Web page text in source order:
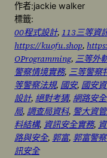
作者:jackie walker
標籤:
00程式設計, 113三等資
https://kuofu.shop,
OProgramming, 三等外
警察情境實務, 三等警察
等警察法規, 國安, 國安
設計, 絕對考猜, 網路安
局, 調查局資科, 警大資
料結構, 資訊安全實務,
路與安全, 郭富, 郭富警
訊安全